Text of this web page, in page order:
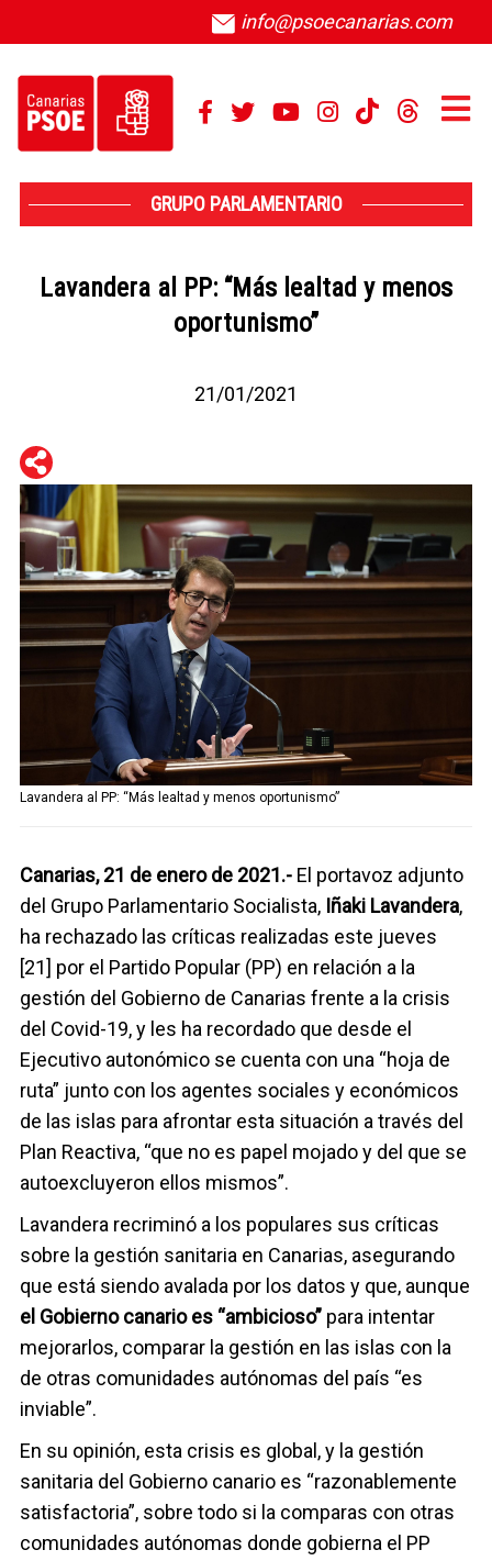
info@psoecanarias.com
GRUPO PARLAMENTARIO
Lavandera al PP: “Más lealtad y menos
oportunismo”
21/01/2021
Telegram
Facebook
Twitter
Lavandera al PP: “Más lealtad y menos oportunismo”
Canarias, 21 de enero de 2021.- El portavoz adjunto
del Grupo Parlamentario Socialista, Iñaki Lavandera,
ha rechazado las críticas realizadas este jueves
[21] por el Partido Popular (PP) en relación a la
gestión del Gobierno de Canarias frente a la crisis
del Covid-19, y les ha recordado que desde el
Ejecutivo autonómico se cuenta con una “hoja de
ruta” junto con los agentes sociales y económicos
de las islas para afrontar esta situación a través del
Plan Reactiva, “que no es papel mojado y del que se
autoexcluyeron ellos mismos”.
Lavandera recriminó a los populares sus críticas
sobre la gestión sanitaria en Canarias, asegurando
que está siendo avalada por los datos y que, aunque
el Gobierno canario es “ambicioso” para intentar
mejorarlos, comparar la gestión en las islas con la
de otras comunidades autónomas del país “es
inviable”.
En su opinión, esta crisis es global, y la gestión
sanitaria del Gobierno canario es “razonablemente
satisfactoria”, sobre todo si la comparas con otras
comunidades autónomas donde gobierna el PP